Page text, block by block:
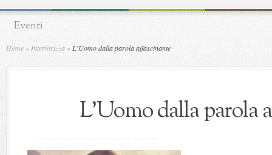
Eventi
Home » Interiorizza » L’Uomo dalla parola affascinante
L’Uomo dalla parola